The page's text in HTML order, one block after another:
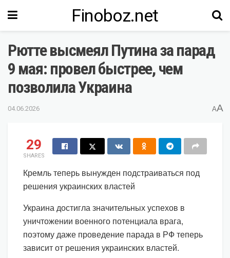
Finoboz.net
Рютте высмеял Путина за парад
9 мая: провел быстрее, чем
позволила Украина
04.06.2026 AA
29
SHARES
Кремль теперь вынужден подстраиваться под
решения украинских властей
Украина достигла значительных успехов в
уничтожении военного потенциала врага,
поэтому даже проведение парада в РФ теперь
зависит от решения украинских властей.